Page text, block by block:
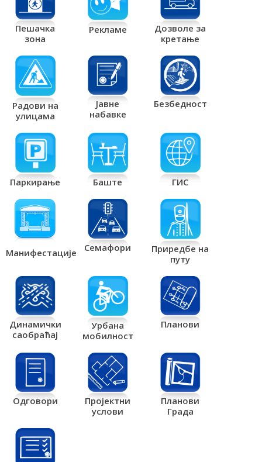
Пешачка
зона
Рекламе
Дозволе за
кретање
Радови на
улицама
Јавне
набавке
Безбедност
Паркирање Баште ГИС
Манифестације Семафори
Приредбе на
путу
Динамички
саобраћај
Урбана
мобилност
Планови
Одговори
Пројектни
услови
Планови
Града